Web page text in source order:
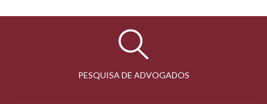
PESQUISA DE ADVOGADOS